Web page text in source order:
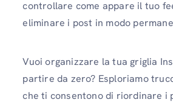
controllare come appare il tuo
eliminare i post in modo
Vuoi organizzare la tua griglia
partire da zero? Esploriamo
che ti consentono di riordinare i